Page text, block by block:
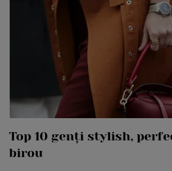
Top 10 genți stylish,
birou